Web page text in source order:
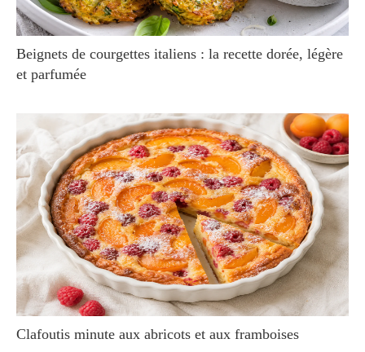
Beignets de courgettes italiens : la recette dorée, légère
et parfumée
Clafoutis minute aux abricots et aux framboises